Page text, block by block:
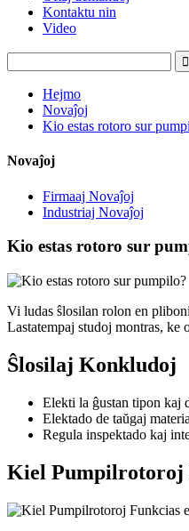
Kontaktu nin
Video
Hejmo
Novaĵoj
Kio estas rotoro sur
Novaĵoj
Firmaaj Novaĵoj
Industriaj Novaĵoj
Kio estas rotoro sur
Vi ludas ŝlosilan rolon en
Lastatempaj studoj montras,
Ŝlosilaj Konkludoj
Elekti la ĝustan tipon kaj
Elektado de taŭgaj
Regula inspektado kaj
Kiel Pumpilrotoroj